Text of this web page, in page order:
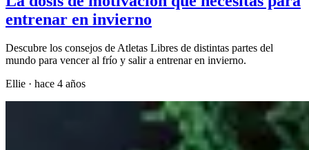
entrenar en invierno
Descubre los consejos de Atletas Libres de distintas partes del
mundo para vencer al frío y salir a entrenar en invierno.
Ellie · hace 4 años